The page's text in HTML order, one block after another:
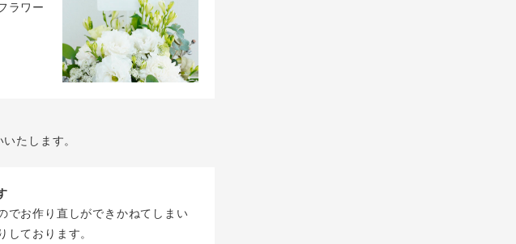
ラワー
たします。
でお作り直しができかねてしまい
しております。